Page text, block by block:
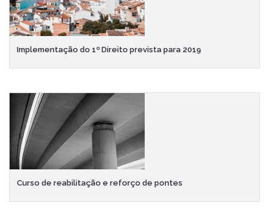
Implementação do 1º Direito prevista para 2019
Curso de reabilitação e reforço de pontes